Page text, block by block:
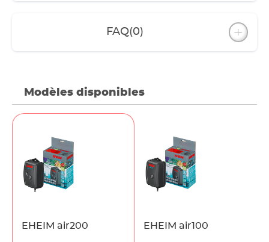
FAQ(0)
Modèles disponibles
EHEIM air200 EHEIM air100